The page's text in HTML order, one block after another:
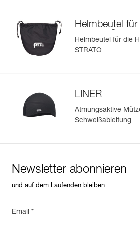
Helmbeutel für
VERTEX und
Helmbeutel für die
STRATO
LINER
Atmungsaktive
Schweißableitung
Newsletter abonnieren
und auf dem Laufenden bleiben
Email *